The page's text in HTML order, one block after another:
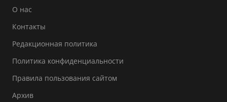
О нас
Контакты
Редакционная политика
Политика конфиденциальности
Правила пользования сайтом
Архив